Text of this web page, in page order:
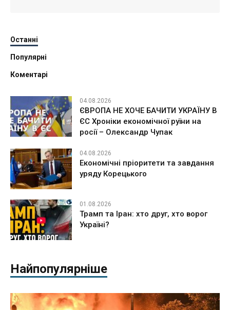
Останні
Популярні
Коментарі
04.08.2026
ЄВРОПА НЕ ХОЧЕ БАЧИТИ УКРАЇНУ В
ЄС Хроніки економічної руїни на
росії – Олександр Чупак
04.08.2026
Економічні пріоритети та завдання
уряду Корецького
01.08.2026
Трамп та Іран: хто друг, хто ворог
Україні?
Найпопулярніше